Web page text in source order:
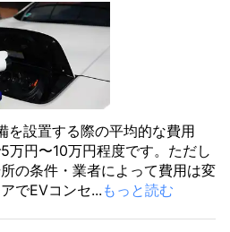
を設置する際の平均的な費用
万円〜10万円程度です。ただし
の条件・業者によって費用は変
でEVコンセ... もっと読む